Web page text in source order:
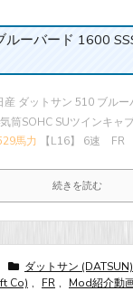
ーバード 1600
産 ダットサン 510 ブル
筒SOHC SUツインキャ
馬力 【L16】 6速 FR
続きを読む
ダットサン (DATSUN)
Co) , FR , Mod紹介動